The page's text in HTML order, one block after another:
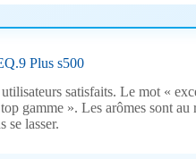
Plus s500
satisfaits. Le mot «
gamme ». Les arômes sont au
se lasser.